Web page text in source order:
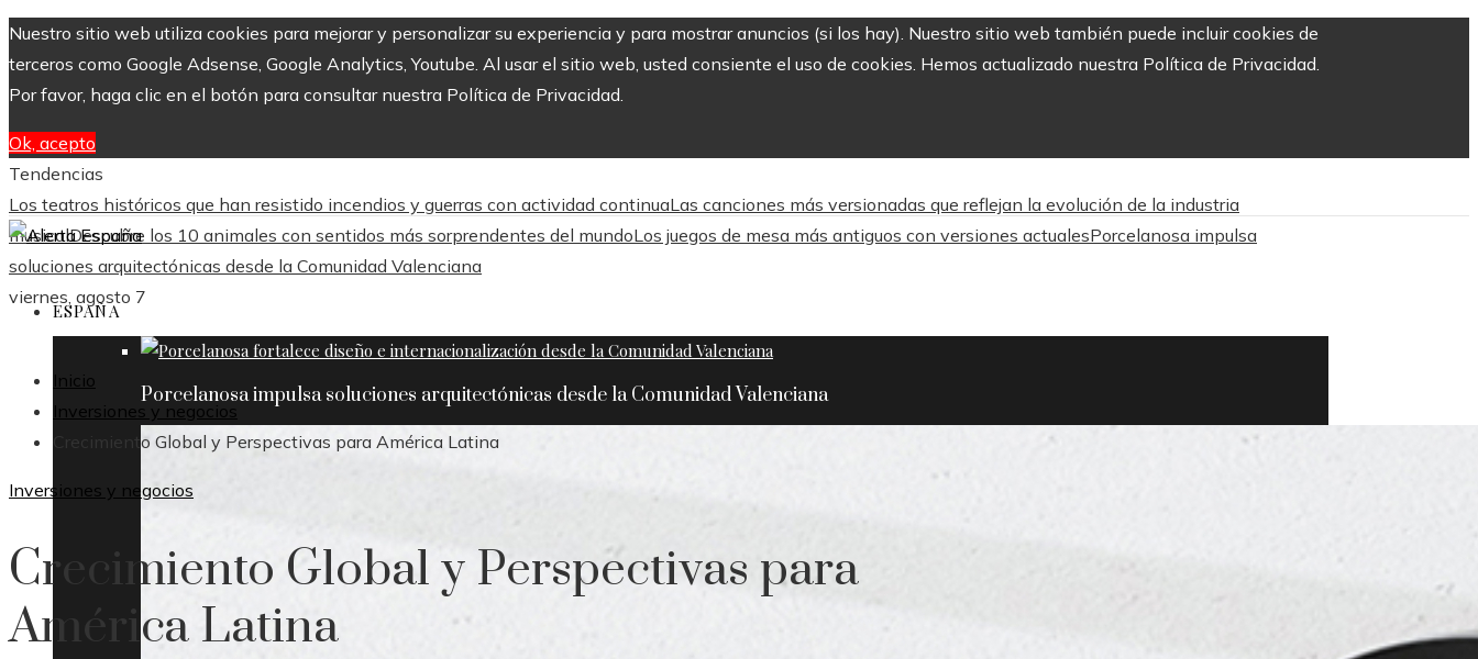
Nuestro sitio web utiliza cookies para mejorar y personalizar su experiencia y para mostrar anuncios (si los hay). Nuestro sitio web también puede incluir cookies de
terceros como Google Adsense, Google Analytics, Youtube. Al usar el sitio web, usted consiente el uso de cookies. Hemos actualizado nuestra Política de Privacidad.
Por favor, haga clic en el botón para consultar nuestra Política de Privacidad.
Ok, acepto
Tendencias
Los teatros históricos que han resistido incendios y guerras con actividad continuaLas canciones más versionadas que reflejan la evolución de la industria
musicalDescubre los 10 animales con sentidos más sorprendentes del mundoLos juegos de mesa más antiguos con versiones actualesPorcelanosa impulsa
soluciones arquitectónicas desde la Comunidad Valenciana
viernes, agosto 7
ESPAÑA
Porcelanosa impulsa soluciones arquitectónicas desde la Comunidad Valenciana
Inicio
Inversiones y negocios
Crecimiento Global y Perspectivas para América Latina
Inversiones y negocios
Crecimiento Global y Perspectivas para
América Latina